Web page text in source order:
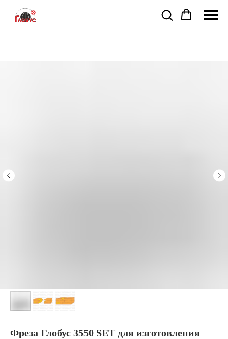
Фреза Глобус 3550 SET для изготовления